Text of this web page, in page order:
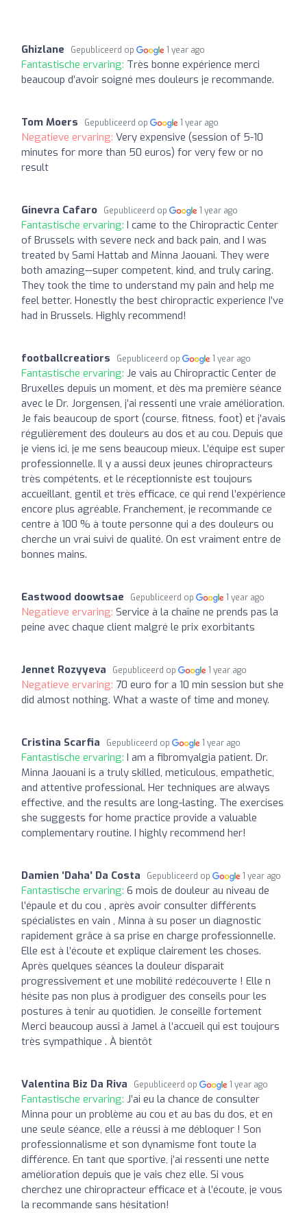
Ghizlane Gepubliceerd op 1 year ago
Fantastische ervaring: Très bonne expérience merci
beaucoup d’avoir soigné mes douleurs je recommande.
Tom Moers Gepubliceerd op 1 year ago
Negatieve ervaring: Very expensive (session of 5-10
minutes for more than 50 euros) for very few or no
result
Ginevra Cafaro Gepubliceerd op 1 year ago
Fantastische ervaring: I came to the Chiropractic Center
of Brussels with severe neck and back pain, and I was
treated by Sami Hattab and Minna Jaouani. They were
both amazing—super competent, kind, and truly caring.
They took the time to understand my pain and help me
feel better. Honestly the best chiropractic experience I’ve
had in Brussels. Highly recommend!
footballcreatiors Gepubliceerd op 1 year ago
Fantastische ervaring: Je vais au Chiropractic Center de
Bruxelles depuis un moment, et dès ma première séance
avec le Dr. Jorgensen, j’ai ressenti une vraie amélioration.
Je fais beaucoup de sport (course, fitness, foot) et j’avais
régulièrement des douleurs au dos et au cou. Depuis que
je viens ici, je me sens beaucoup mieux. L’équipe est super
professionnelle. Il y a aussi deux jeunes chiropracteurs
très compétents, et le réceptionniste est toujours
accueillant, gentil et très efficace, ce qui rend l’expérience
encore plus agréable. Franchement, je recommande ce
centre à 100 % à toute personne qui a des douleurs ou
cherche un vrai suivi de qualité. On est vraiment entre de
bonnes mains.
Eastwood doowtsae Gepubliceerd op 1 year ago
Negatieve ervaring: Service à la chaîne ne prends pas la
peine avec chaque client malgré le prix exorbitants
Jennet Rozyyeva Gepubliceerd op 1 year ago
Negatieve ervaring: 70 euro for a 10 min session but she
did almost nothing. What a waste of time and money.
Cristina Scarfia Gepubliceerd op 1 year ago
Fantastische ervaring: I am a fibromyalgia patient. Dr.
Minna Jaouani is a truly skilled, meticulous, empathetic,
and attentive professional. Her techniques are always
effective, and the results are long-lasting. The exercises
she suggests for home practice provide a valuable
complementary routine. I highly recommend her!
Damien ‘Daha’ Da Costa Gepubliceerd op 1 year ago
Fantastische ervaring: 6 mois de douleur au niveau de
l’épaule et du cou , après avoir consulter différents
spécialistes en vain , Minna à su poser un diagnostic
rapidement grâce à sa prise en charge professionnelle.
Elle est à l’écoute et explique clairement les choses.
Après quelques séances la douleur disparait
progressivement et une mobilité redécouverte ! Elle n
hésite pas non plus à prodiguer des conseils pour les
postures à tenir au quotidien. Je conseille fortement
Merci beaucoup aussi à Jamel à l’accueil qui est toujours
très sympathique . À bientôt
Valentina Biz Da Riva Gepubliceerd op 1 year ago
Fantastische ervaring: J’ai eu la chance de consulter
Minna pour un problème au cou et au bas du dos, et en
une seule séance, elle a réussi à me débloquer ! Son
professionnalisme et son dynamisme font toute la
différence. En tant que sportive, j’ai ressenti une nette
amélioration depuis que je vais chez elle. Si vous
cherchez une chiropracteur efficace et à l’écoute, je vous
la recommande sans hésitation!